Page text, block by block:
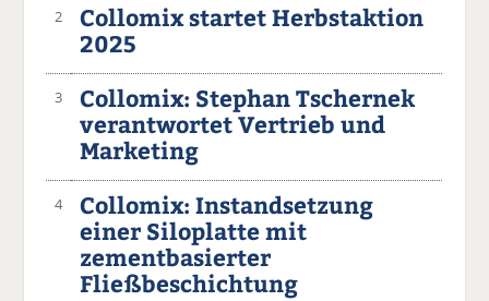
2
Collomix startet Herbstaktion
2025
3
Collomix: Stephan Tschernek
verantwortet Vertrieb und
Marketing
4
Collomix: Instandsetzung
einer Siloplatte mit
zementbasierter
Fließbeschichtung